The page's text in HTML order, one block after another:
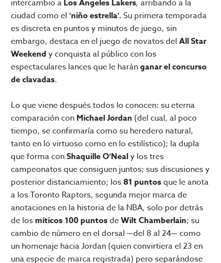
intercambio a Los Angeles Lakers, arribando a la
ciudad como el‘niño estrella’. Su primera temporada
es discreta en puntos y minutos de juego, sin
embargo, destaca en el juego de novatos delAll Star
Weekend y conquista al público con los
espectaculares lances que le haránganar el concurso
de clavadas.
Lo que viene después todos lo conocen: su eterna
comparación con Michael Jordan (del cual, al poco
tiempo, se confirmaría como su heredero natural,
tanto en lo virtuoso como en lo estilístico); la dupla
que forma conShaquille O’Nealy los tres
campeonatos que consiguen juntos; sus discusiones y
posterior distanciamiento; los81 puntosque le anota
a los Toronto Raptors, segunda mejor marca de
anotaciones en la historia de la NBA, solo por detrás
de los míticos 100 puntosdeWilt Chamberlain; su
cambio de número en el dorsal —del 8 al 24— como
un homenaje hacia Jordan (quien convirtiera el 23 en
una especie de marca registrada) pero separándose